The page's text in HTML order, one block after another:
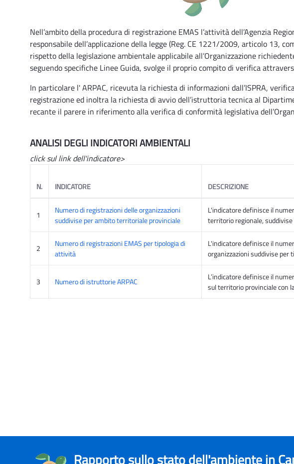
Nell’ambito della procedura di registrazione EMAS l’attività dell’Agenzia
responsabile dell’applicazione della legge (Reg. CE 1221/2009, articolo 13,
rispetto della legislazione ambientale applicabile all’Organizzazione
seguendo specifiche Linee Guida, svolge il proprio compito di verifica
In particolare l' ARPAC, ricevuta la richiesta di informazioni dall’ISPRA,
registrazione ed inoltra la richiesta di avvio dell’istruttoria tecnica al
recante il parere in riferimento alla verifica di conformità legislativa
ANALISI DEGLI INDICATORI AMBIENTALI
click sul link dell'indicatore>
N. INDICATORE DESCRIZIONE
1
Numero di registrazioni delle organizzazioni
suddivise per ambito territoriale provinciale
L'indicatore definisce il
territorio regionale,
2
Numero di registrazioni EMAS per tipologia di
attività
L'indicatore definisce il
organizzazioni suddivise per
3 Numero di istruttorie ARPAC
L’indicatore definisce il
sul territorio provinciale con
Rapporto sullo stato dell'ambiente in